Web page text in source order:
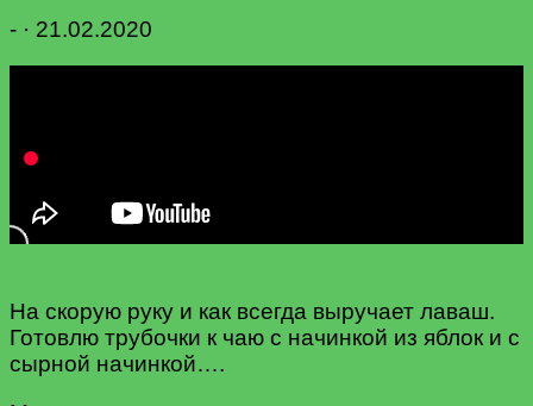
- · 21.02.2020
На скорую руку и как всегда выручает лаваш.
Готовлю трубочки к чаю с начинкой из яблок и с
сырной начинкой….